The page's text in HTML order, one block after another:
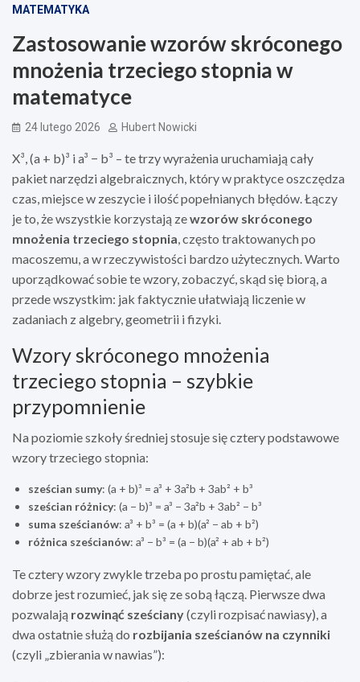
MATEMATYKA
Zastosowanie wzorów skróconego
mnożenia trzeciego stopnia w
matematyce
24 lutego 2026 Hubert Nowicki
X³, (a + b)³ i a³ − b³ – te trzy wyrażenia uruchamiają cały
pakiet narzędzi algebraicznych, który w praktyce oszczędza
czas, miejsce w zeszycie i ilość popełnianych błędów. Łączy
je to, że wszystkie korzystają zewzorów skróconego
mnożenia trzeciego stopnia , często traktowanych po
macoszemu, a w rzeczywistości bardzo użytecznych. Warto
uporządkować sobie te wzory, zobaczyć, skąd się biorą, a
przede wszystkim: jak faktycznie ułatwiają liczenie w
zadaniach z algebry, geometrii i fizyki.
Wzory skróconego mnożenia
trzeciego stopnia – szybkie
przypomnienie
Na poziomie szkoły średniej stosuje się cztery podstawowe
wzory trzeciego stopnia:
sześcian sumy: (a + b)³ = a³ + 3a²b + 3ab² + b³
sześcian różnicy: (a − b)³ = a³ − 3a²b + 3ab² − b³
suma sześcianów: a³ + b³ = (a + b)(a² − ab + b²)
różnica sześcianów: a³ − b³ = (a − b)(a² + ab + b²)
Te cztery wzory zwykle trzeba po prostu pamiętać, ale
dobrze jest rozumieć, jak się ze sobą łączą. Pierwsze dwa
pozwalają rozwinąć sześciany(czyli rozpisać nawiasy), a
dwa ostatnie służą do rozbijania sześcianów na czynniki
(czyli „zbierania w nawias”):